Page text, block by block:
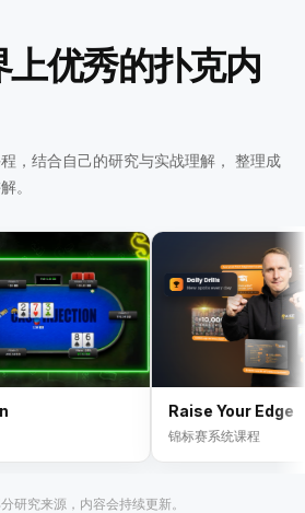
优秀的扑克内
，结合自己的研究与实战理解， 整理成
。
Raise Your Edge
锦标赛系统课程
研究来源，内容会持续更新。